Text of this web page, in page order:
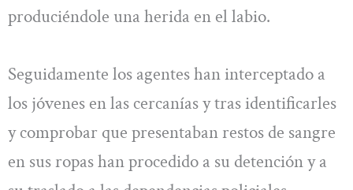
produciéndole una herida en el labio.
Seguidamente los agentes han interceptado a
los jóvenes en las cercanías y tras identificarles
y comprobar que presentaban restos de sangre
en sus ropas han procedido a su detención y a